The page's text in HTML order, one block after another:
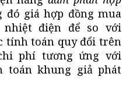
đó giá hợp đồng mua
nhiệt điện để so với
tính toán quy đổi trên
phí tương ứng với
toán khung giả phát